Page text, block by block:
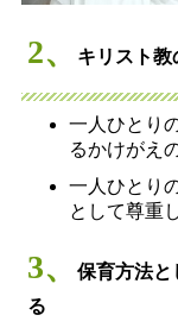
2、 キリスト教
一人ひとり
るかけがえ
一人ひとり
として尊重
3、
保育方法と
る